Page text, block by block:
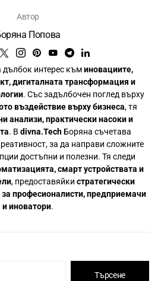
Автор
Попова
интерес къминовациите,
дигиталната трансформация и
. Със задълбочен поглед върху
въздействие върху бизнеса, тя
анализи, практически насоки и
. В divna.Tech Боряна съчетава
за да направи сложните
достъпни и полезни. Тя следи
смарт устройствата и
, предоставяйки стратегически
професионалисти, предприемачи
и иноватори.
Търсене